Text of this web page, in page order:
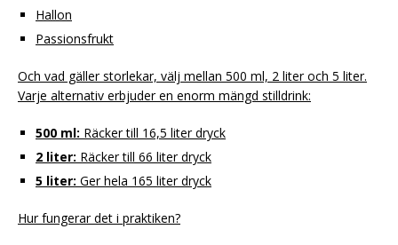
Hallon
Passionsfrukt
Och vad gäller storlekar, välj mellan 500 ml, 2 liter och 5 liter.
Varje alternativ erbjuder en enorm mängd stilldrink:
500 ml: Räcker till 16,5 liter dryck
2 liter: Räcker till 66 liter dryck
5 liter: Ger hela 165 liter dryck
Hur fungerar det i praktiken?